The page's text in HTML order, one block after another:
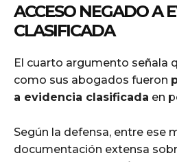
ACCESO NEGADO A
CLASIFICADA
El cuarto argumento señala
como sus abogados fueron
a evidencia clasificada en
Según la defensa, entre ese
documentación extensa